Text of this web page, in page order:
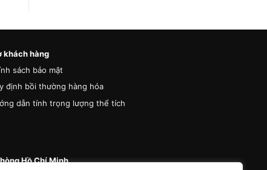
khách hàng
sách bảo mật
định bồi thường hàng hóa
dẫn tính trọng lượng thể tích
Hồ Chí Minh